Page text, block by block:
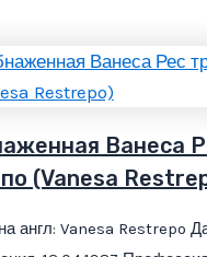
Ванеса
(Vanesa
англ: Vanesa Restrepo